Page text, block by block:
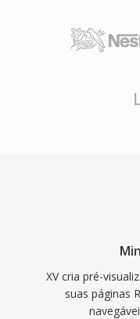
XV cria pré-
suas páginas